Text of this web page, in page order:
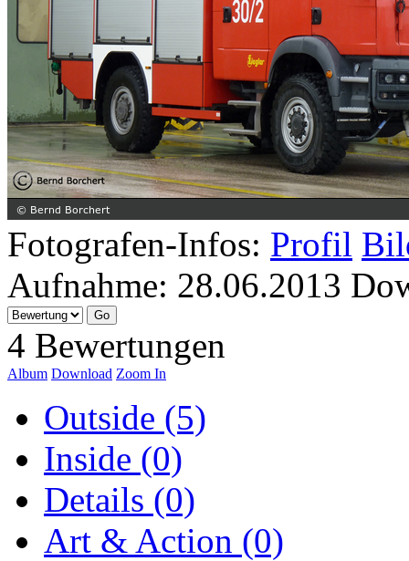
Fotografen-Infos: Profil
Aufnahme: 28.06.2013
4 Bewertungen
Album Download Zoom In
Outside (5)
Inside (0)
Details (0)
Art & Action (0)